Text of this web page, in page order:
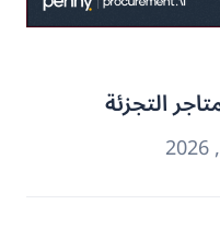
التجزئة